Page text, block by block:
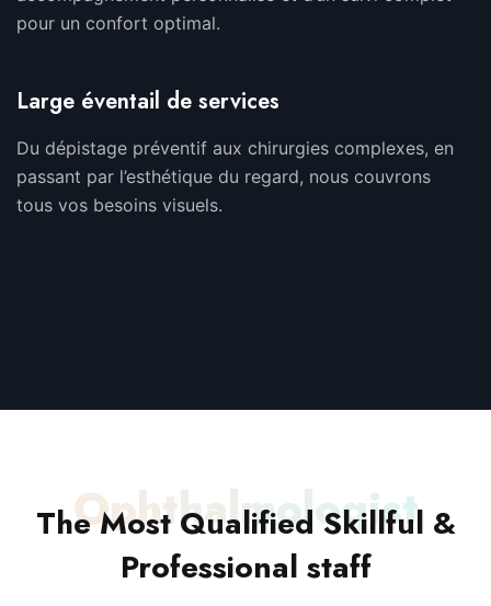
pour un confort optimal.
Large éventail de services
Du dépistage préventif aux chirurgies complexes, en
passant par l’esthétique du regard, nous couvrons
tous vos besoins visuels.
Ophthalmologist
The Most Qualified Skillful &
Professional staff